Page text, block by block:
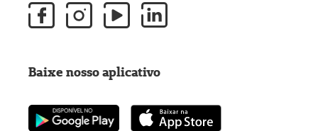
Baixe nosso aplicativo